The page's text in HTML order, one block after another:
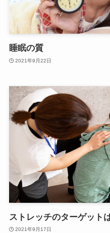
睡眠の質
2021年9月22日
ストレッチのターゲット
2021年9月17日